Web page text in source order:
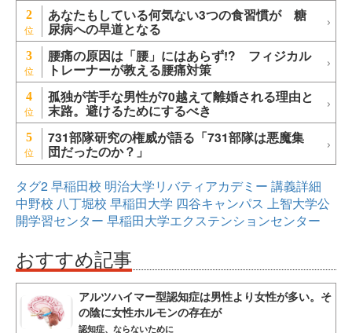
2 あなたもしている何気ない3つの食習慣が 糖
尿病への早道となる
3 腰痛の原因は「腰」にはあらず!? フィジカル
トレーナーが教える腰痛対策
4 孤独が苦手な男性が70越えて離婚される理由と
末路。避けるためにするべき
5 731部隊研究の権威が語る「731部隊は悪魔集
団だったのか？」
タグ2早稲田校 明治大学リバティアカデミー 講義詳細
中野校 八丁堀校 早稲田大学 四谷キャンパス 上智大学公
開学習センター 早稲田大学エクステンションセンター
おすすめ記事
アルツハイマー型認知症は男性より女性が多い。そ
の陰に女性ホルモンの存在が
認知症、ならないために